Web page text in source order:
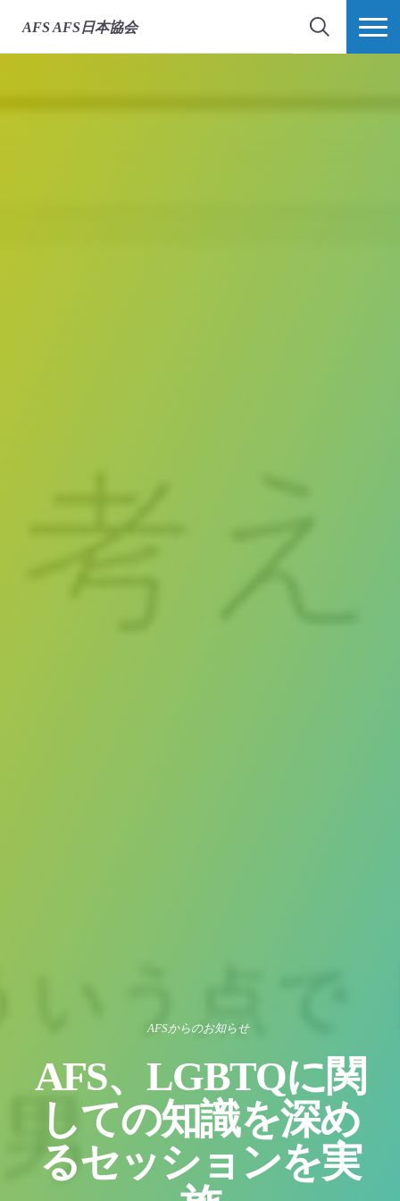
AFS AFS日本協会
検索 MORE
AFSからのお知らせ
AFS、LGBTQに関
しての知識を深め
るセッションを実